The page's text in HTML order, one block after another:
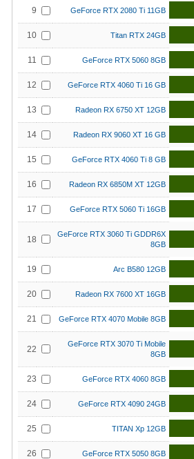
9 GeForce RTX 2080 Ti 11GB
10 Titan RTX 24GB
11 GeForce RTX 5060 8GB
12 GeForce RTX 4060 Ti 16 GB
13 Radeon RX 6750 XT 12GB
14 Radeon RX 9060 XT 16 GB
15 GeForce RTX 4060 Ti 8 GB
16 Radeon RX 6850M XT 12GB
17 GeForce RTX 5060 Ti 16GB
18
GeForce RTX 3060 Ti GDDR6X
8GB
19 Arc B580 12GB
20 Radeon RX 7600 XT 16GB
21 GeForce RTX 4070 Mobile 8GB
22
GeForce RTX 3070 Ti Mobile
8GB
23 GeForce RTX 4060 8GB
24 GeForce RTX 4090 24GB
25 TITAN Xp 12GB
26 GeForce RTX 5050 8GB